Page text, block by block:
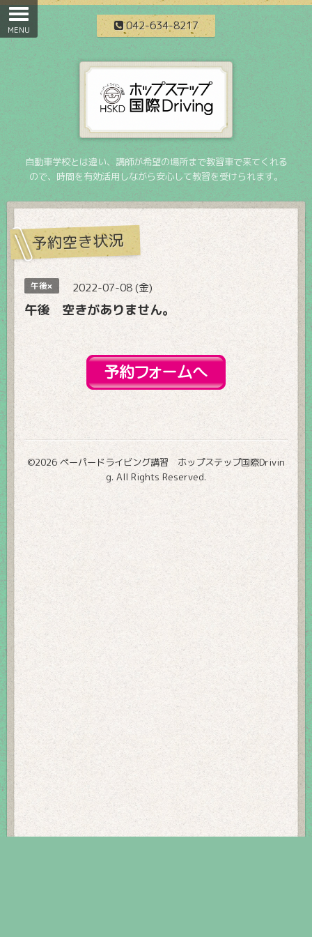
042-634-8217
自動車学校とは違い、講師が希望の場所まで教習車で来てくれる
ので、時間を有効活用しながら安心して教習を受けられます。
予約空き状況
午後× 2022-07-08 (金)
午後 空きがありません。
©2026 ペーパードライビング講習 ホップステップ国際Drivin
g. All Rights Reserved.